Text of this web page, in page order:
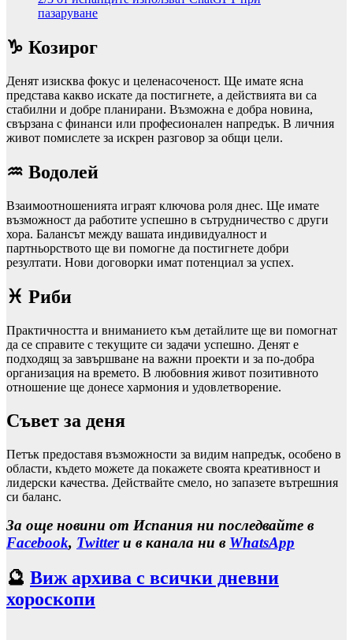
пазаруване
♑ Козирог
Денят изисква фокус и целенасоченост. Ще имате ясна
представа какво искате да постигнете, а действията ви са
стабилни и добре планирани. Възможна е добра новина,
свързана с финанси или професионален напредък. В личния
живот помислете за искрен разговор за общи цели.
♒ Водолей
Взаимоотношенията играят ключова роля днес. Ще имате
възможност да работите успешно в сътрудничество с други
хора. Балансът между вашата индивидуалност и
партньорството ще ви помогне да постигнете добри
резултати. Нови договорки имат потенциал за успех.
♓ Риби
Практичността и вниманието към детайлите ще ви помогнат
да се справите с текущите си задачи успешно. Денят е
подходящ за завършване на важни проекти и за по-добра
организация на времето. В любовния живот позитивното
отношение ще донесе хармония и удовлетворение.
Съвет за деня
Петък предоставя възможности за видим напредък, особено в
области, където можете да покажете своята креативност и
лидерски качества. Действайте смело, но запазете вътрешния
си баланс.
За още новини от Испания ни последвайте в
Facebook, Twitterи в канала ни в WhatsApp
🔮 Виж архива с всички дневни
хороскопи